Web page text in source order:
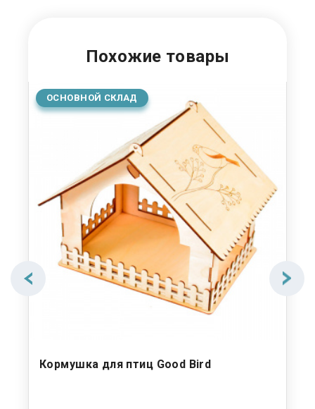
Похожие товары
ОСНОВНОЙ СКЛАД
Кормушка для птиц Good Bird